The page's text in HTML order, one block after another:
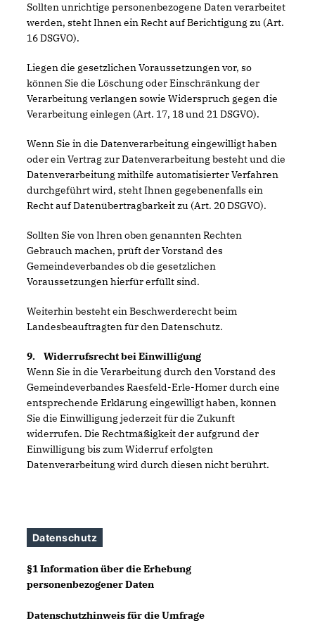
Sollten unrichtige personenbezogene Daten verarbeitet
werden, steht Ihnen ein Recht auf Berichtigung zu (Art.
16 DSGVO).
Liegen die gesetzlichen Voraussetzungen vor, so
können Sie die Löschung oder Einschränkung der
Verarbeitung verlangen sowie Widerspruch gegen die
Verarbeitung einlegen (Art. 17, 18 und 21 DSGVO).
Wenn Sie in die Datenverarbeitung eingewilligt haben
oder ein Vertrag zur Datenverarbeitung besteht und die
Datenverarbeitung mithilfe automatisierter Verfahren
durchgeführt wird, steht Ihnen gegebenenfalls ein
Recht auf Datenübertragbarkeit zu (Art. 20 DSGVO).
Sollten Sie von Ihren oben genannten Rechten
Gebrauch machen, prüft der Vorstand des
Gemeindeverbandes ob die gesetzlichen
Voraussetzungen hierfür erfüllt sind.
Weiterhin besteht ein Beschwerderecht beim
Landesbeauftragten für den Datenschutz.
9. Widerrufsrecht bei Einwilligung
Wenn Sie in die Verarbeitung durch den Vorstand des
Gemeindeverbandes Raesfeld-Erle-Homer durch eine
entsprechende Erklärung eingewilligt haben, können
Sie die Einwilligung jederzeit für die Zukunft
widerrufen. Die Rechtmäßigkeit der aufgrund der
Einwilligung bis zum Widerruf erfolgten
Datenverarbeitung wird durch diesen nicht berührt.
Datenschutz
§1 Information über die Erhebung
personenbezogener Daten
Datenschutzhinweis für die Umfrage